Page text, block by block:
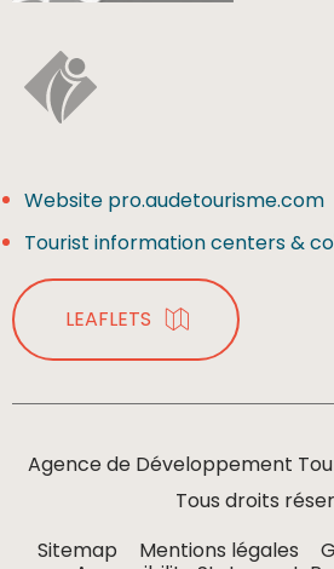
Website pro.audetourisme.com
Tourist information centers &
LEAFLETS
Agence de Développement
Tous droits
Sitemap
Mentions légales